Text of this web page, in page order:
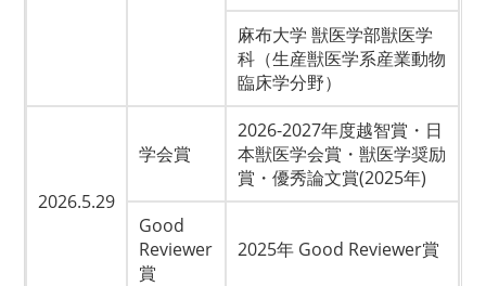
麻布大学 獣医学部獣医学
科（生産獣医学系産業動物
臨床学分野）
2026.5.29
学会賞
2026-2027年度越智賞・日
本獣医学会賞・獣医学奨励
賞・優秀論文賞(2025年)
Good
Reviewer
賞
2025年 Good Reviewer賞